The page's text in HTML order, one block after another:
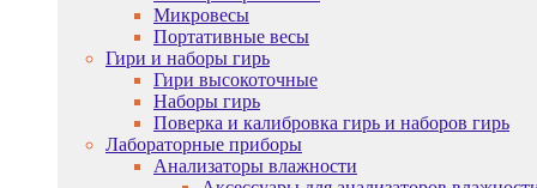
Микровесы
Портативные весы
Гири и наборы гирь
Гири высокоточные
Наборы гирь
Поверка и калибровка гирь и наборов гирь
Лабораторные приборы
Анализаторы влажности